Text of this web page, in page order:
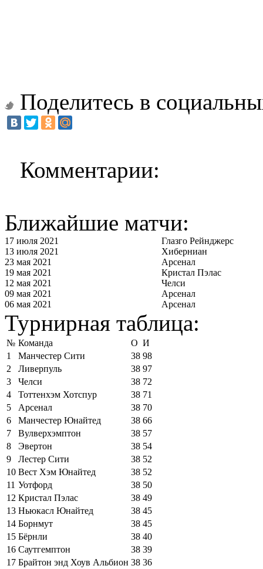
Поделитесь в
Комментарии:
Ближайшие матчи:
17 июля 2021
Глазго Рейнджерс
13 июля 2021
Хиберниан
23 мая 2021
Арсенал
19 мая 2021
Кристал Пэлас
12 мая 2021
Челси
09 мая 2021
Арсенал
06 мая 2021
Арсенал
Турнирная таблица:
№ Команда О И
1
Манчестер Сити 38 98
2
Ливерпуль 38 97
3
Челси 38 72
4
Тоттенхэм Хотспур 38 71
5
Арсенал 38 70
6
Манчестер Юнайтед 38 66
7
Вулверхэмптон 38 57
8
Эвертон 38 54
9
Лестер Сити 38 52
10 Вест Хэм Юнайтед 38 52
11 Уотфорд 38 50
12 Кристал Пэлас 38 49
13 Ньюкасл Юнайтед 38 45
14 Борнмут 38 45
15 Бёрнли 38 40
16 Саутгемптон 38 39
17 Брайтон энд Хоув Альбион 38 36